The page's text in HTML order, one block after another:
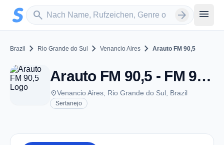
Zum Hauptinhalt springen
search
Sender suchen arrow_forward menu
Brazil chevron_right Rio Grande do Sul chevron_right Venancio Aires chevron_right Arauto FM 90,5
Arauto FM 90,5 - FM 90.5 - Venancio Aires
placeVenancio Aires, Rio Grande do Sul, Brazil
Sertanejo